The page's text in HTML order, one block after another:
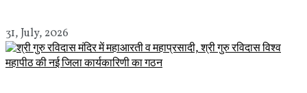
31, July, 2026